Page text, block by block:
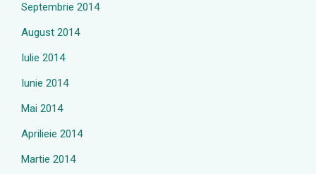
Septembrie 2014
August 2014
Iulie 2014
Iunie 2014
Mai 2014
Aprilieie 2014
Martie 2014